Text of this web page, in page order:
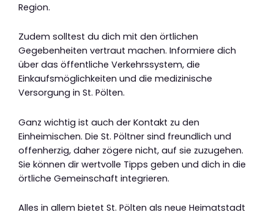
Region.
Zudem solltest du dich mit den örtlichen
Gegebenheiten vertraut machen. Informiere dich
über das öffentliche Verkehrssystem, die
Einkaufsmöglichkeiten und die medizinische
Versorgung in St. Pölten.
Ganz wichtig ist auch der Kontakt zu den
Einheimischen. Die St. Pöltner sind freundlich und
offenherzig, daher zögere nicht, auf sie zuzugehen.
Sie können dir wertvolle Tipps geben und dich in die
örtliche Gemeinschaft integrieren.
Alles in allem bietet St. Pölten als neue Heimatstadt